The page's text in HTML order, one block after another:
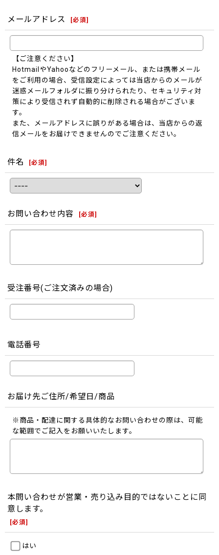
メールアドレス [必須]
【ご注意ください】
HotmailやYahooなどのフリーメール、または携帯メール
をご利用の場合、受信設定によっては当店からのメールが
迷惑メールフォルダに振り分けられたり、セキュリティ対
策により受信されず自動的に削除される場合がございま
す。
また、メールアドレスに誤りがある場合は、当店からの返
信メールをお届けできませんのでご注意ください。
件名 [必須]
お問い合わせ内容 [必須]
受注番号(ご注文済みの場合)
電話番号
お届け先ご住所/希望日/商品
※商品・配達に関する具体的なお問い合わせの際は、可能
な範囲でご記入をお願いいたします。
本問い合わせが営業・売り込み目的ではないことに同
意します。
[必須]
はい